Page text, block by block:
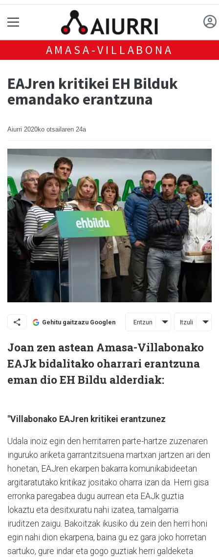
AMASA-VILLABONA
EAJren kritikei EH Bilduk
emandako erantzuna
Aiurri 2020ko otsailaren 24a
Gehitu gaitzazu Googlen Entzun Itzuli
Joan zen astean Amasa-Villabonako
EAJk bidalitako oharrari erantzuna
eman dio EH Bildu alderdiak:
"Villabonako EAJren kritikei erantzunez
Udala inoiz egin den herritarren parte-hartze zuzenaren
inguruko ariketa garrantzitsuena martxan jartzen ari den
honetan, EAJren ekarpen bakarra komunikabideetan
argitaratutako kritikaz jositako oharra izan da. Herri gisa
erronka paregabea dugu aurrean eta EAJk guztia
lokaztu eta desitxuratu nahi izatea, tamalgarria
iruditzen zaigu. Bakoitzak ikusiko du zein den herri honi
egin nahi dion ekarpena, baina gu ez gara joko horretan
sartuko, gure indar eta gogo guztiak herri galdeketa